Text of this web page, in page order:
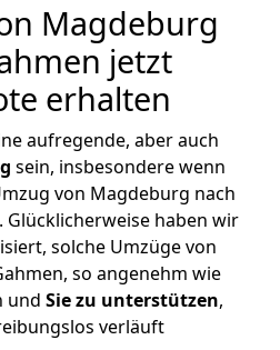
Magdeburg
jetzt
erhalten
aufregende, aber auch
sein, insbesondere wenn
von Magdeburg nach
Glücklicherweise haben wir
solche Umzüge von
so angenehm wie
und Sie zu unterstützen,
verläuft